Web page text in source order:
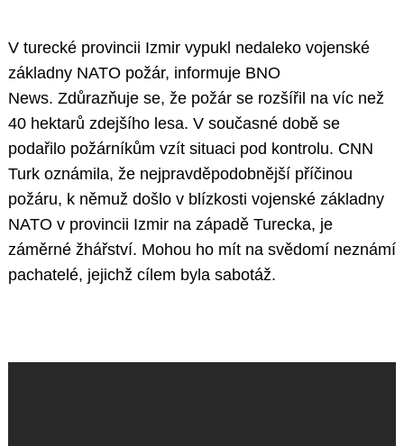
V turecké provincii Izmir vypukl nedaleko vojenské
základny NATO požár, informuje BNO
News. Zdůrazňuje se, že požár se rozšířil na víc než
40 hektarů zdejšího lesa. V současné době se
podařilo požárníkům vzít situaci pod kontrolu. CNN
Turk oznámila, že nejpravděpodobnější příčinou
požáru, k němuž došlo v blízkosti vojenské základny
NATO v provincii Izmir na západě Turecka, je
záměrné žhářství. Mohou ho mít na svědomí neznámí
pachatelé, jejichž cílem byla sabotáž.